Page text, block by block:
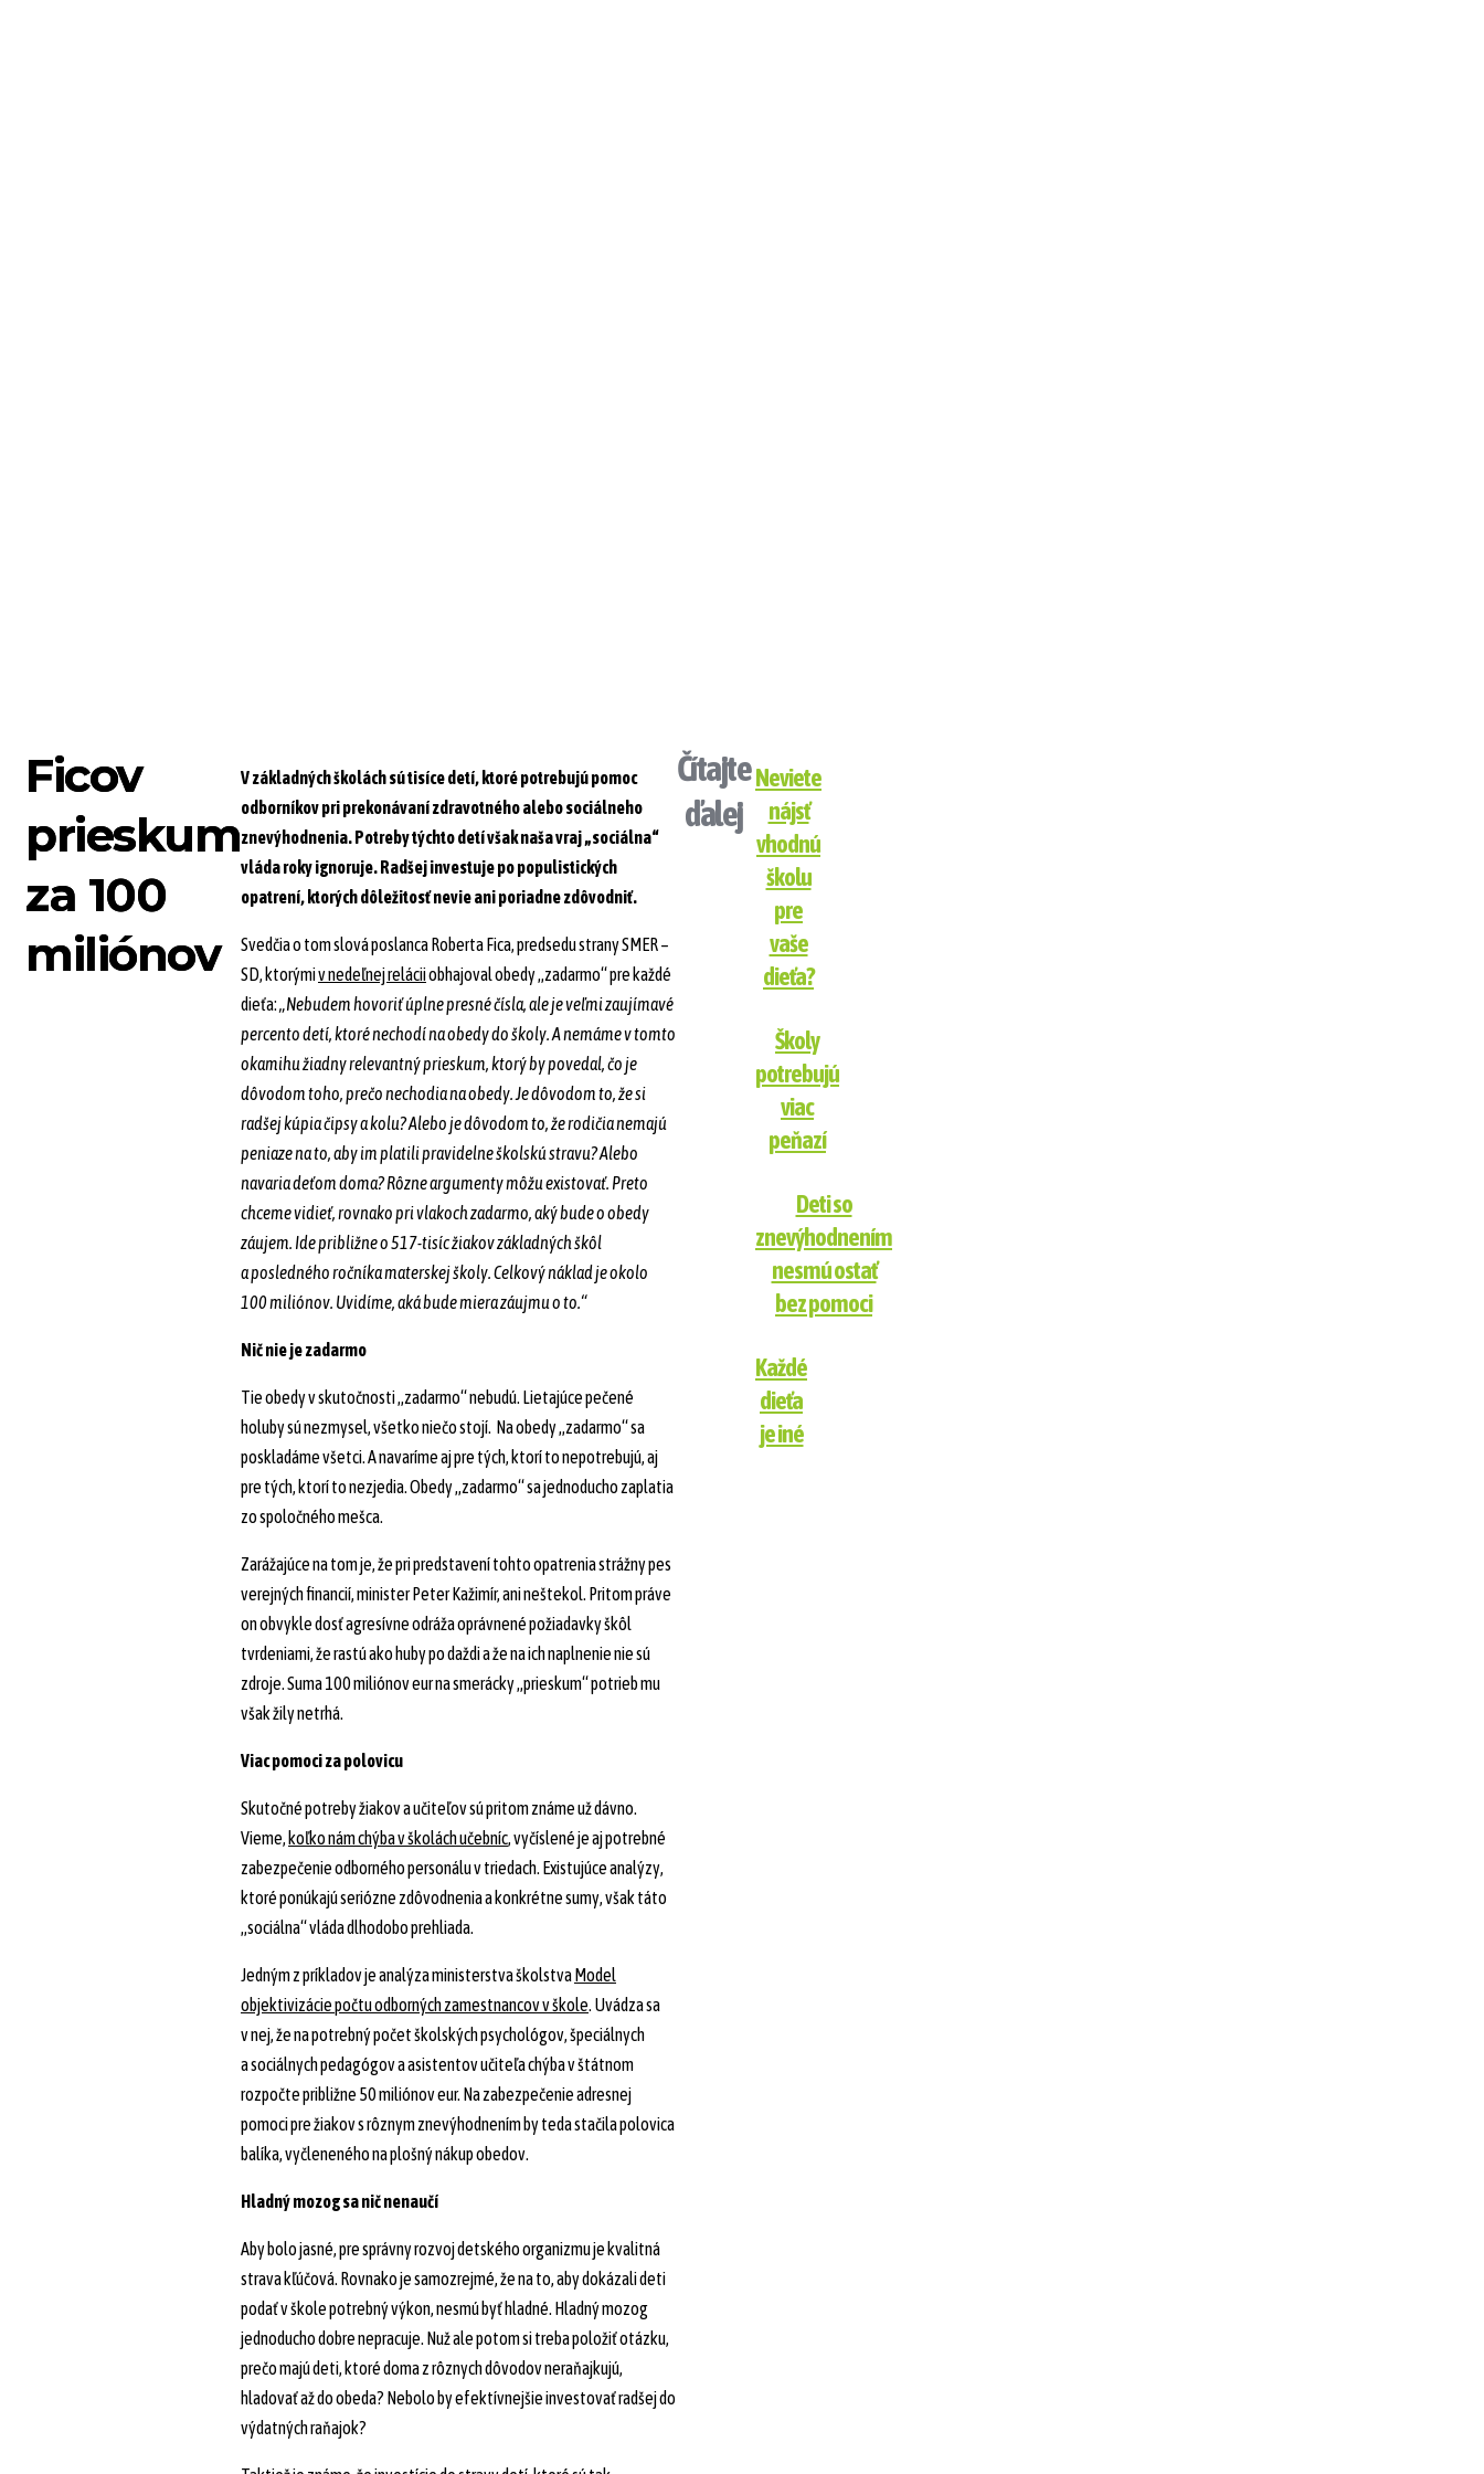
Ficov
prieskum
za 100
miliónov
V základných školách sú tisíce detí, ktoré potrebujú pomoc
odborníkov pri prekonávaní zdravotného alebo sociálneho
znevýhodnenia. Potreby týchto detí však naša vraj „sociálna“
vláda roky ignoruje. Radšej investuje po populistických
opatrení, ktorých dôležitosť nevie ani poriadne zdôvodniť.
Svedčia o tom slová poslanca Roberta Fica, predsedu strany SMER –
SD, ktorýmiv nedeľnej reláciiobhajoval obedy „zadarmo“ pre každé
dieťa:„Nebudem hovoriť úplne presné čísla, ale je veľmi zaujímavé
percento detí, ktoré nechodí na obedy do školy. A nemáme v tomto
okamihu žiadny relevantný prieskum, ktorý by povedal, čo je
dôvodom toho, prečo nechodia na obedy. Je dôvodom to, že si
radšej kúpia čipsy a kolu? Alebo je dôvodom to, že rodičia nemajú
peniaze na to, aby im platili pravidelne školskú stravu? Alebo
navaria deťom doma? Rôzne argumenty môžu existovať. Preto
chceme vidieť, rovnako pri vlakoch zadarmo, aký bude o obedy
záujem. Ide približne o 517-tisíc žiakov základných škôl
a posledného ročníka materskej školy. Celkový náklad je okolo
100 miliónov. Uvidíme, aká bude miera záujmu o to.“
Nič nie je zadarmo
Tie obedy v skutočnosti „zadarmo“ nebudú. Lietajúce pečené
holuby sú nezmysel, všetko niečo stojí. Na obedy „zadarmo“ sa
poskladáme všetci. A navaríme aj pre tých, ktorí to nepotrebujú, aj
pre tých, ktorí to nezjedia. Obedy „zadarmo“ sa jednoducho zaplatia
zo spoločného mešca.
Zarážajúce na tom je, že pri predstavení tohto opatrenia strážny pes
verejných financií, minister Peter Kažimír, ani neštekol. Pritom práve
on obvykle dosť agresívne odráža oprávnené požiadavky škôl
tvrdeniami, že rastú ako huby po daždi a že na ich naplnenie nie sú
zdroje. Suma 100 miliónov eur na smerácky „prieskum“ potrieb mu
však žily netrhá.
Viac pomoci za polovicu
Skutočné potreby žiakov a učiteľov sú pritom známe už dávno.
Vieme, koľko nám chýba v školách učebníc, vyčíslené je aj potrebné
zabezpečenie odborného personálu v triedach. Existujúce analýzy,
ktoré ponúkajú seriózne zdôvodnenia a konkrétne sumy, však táto
„sociálna“ vláda dlhodobo prehliada.
Jedným z príkladov je analýza ministerstva školstvaModel
objektivizácie počtu odborných zamestnancov v škole. Uvádza sa
v nej, že na potrebný počet školských psychológov, špeciálnych
a sociálnych pedagógov a asistentov učiteľa chýba v štátnom
rozpočte približne 50 miliónov eur. Na zabezpečenie adresnej
pomoci pre žiakov s rôznym znevýhodnením by teda stačila polovica
balíka, vyčleneného na plošný nákup obedov.
Hladný mozog sa nič nenaučí
Aby bolo jasné, pre správny rozvoj detského organizmu je kvalitná
strava kľúčová. Rovnako je samozrejmé, že na to, aby dokázali deti
podať v škole potrebný výkon, nesmú byť hladné. Hladný mozog
jednoducho dobre nepracuje. Nuž ale potom si treba položiť otázku,
prečo majú deti, ktoré doma z rôznych dôvodov neraňajkujú,
hladovať až do obeda? Nebolo by efektívnejšie investovať radšej do
výdatných raňajok?
Čítajte
ďalej
Neviete
nájsť
vhodnú
školu
pre
vaše
dieťa?
Školy
potrebujú
viac
peňazí
Deti so
znevýhodnením
nesmú ostať
bez pomoci
Každé
dieťa
je iné